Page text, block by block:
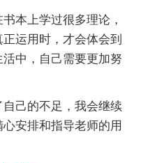
本上学过很多理论，
运用时，才会体会到
中，自己需要更加努
己的不足，我会继续
安排和指导老师的用